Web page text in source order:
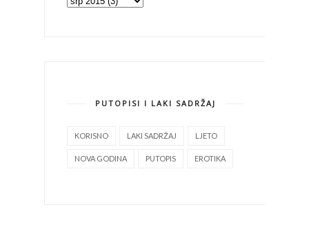
PUTOPISI I LAKI SADRŽAJ
KORISNO LAKI SADRŽAJ LJETO
NOVA GODINA PUTOPIS EROTIKA